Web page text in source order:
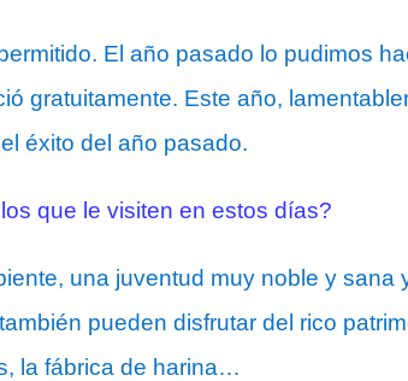
El año pasado lo pudimos
gratuitamente. Este año,
éxito del año pasado.
que le visiten en estos días?
una juventud muy noble y sana
pueden disfrutar del rico
la fábrica de harina…